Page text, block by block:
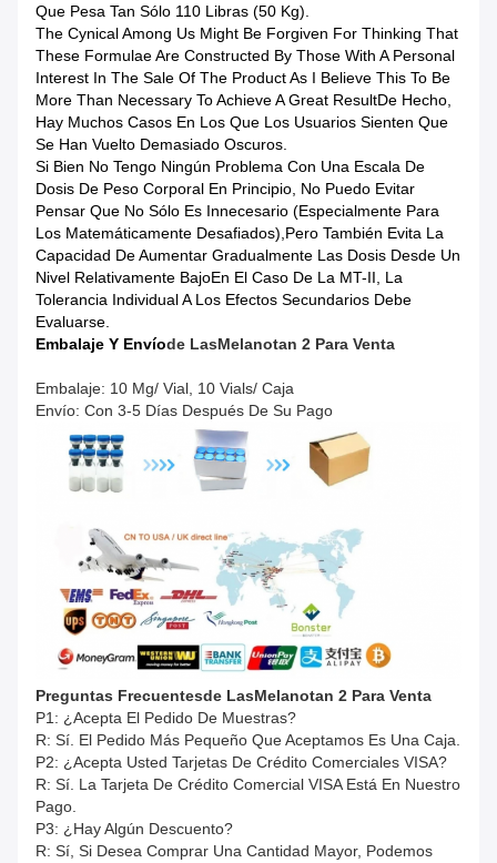
Que Pesa Tan Sólo 110 Libras (50 Kg).
The Cynical Among Us Might Be Forgiven For Thinking That
These Formulae Are Constructed By Those With A Personal
Interest In The Sale Of The Product As I Believe This To Be
More Than Necessary To Achieve A Great ResultDe Hecho,
Hay Muchos Casos En Los Que Los Usuarios Sienten Que
Se Han Vuelto Demasiado Oscuros.
Si Bien No Tengo Ningún Problema Con Una Escala De
Dosis De Peso Corporal En Principio, No Puedo Evitar
Pensar Que No Sólo Es Innecesario (especialmente Para
Los Matemáticamente Desafiados),pero También Evita La
Capacidad De Aumentar Gradualmente Las Dosis Desde Un
Nivel Relativamente BajoEn El Caso De La MT-II, La
Tolerancia Individual A Los Efectos Secundarios Debe
Evaluarse.
Embalaje Y EnvíoDe LasMelanotan 2 Para Venta
Embalaje: 10 Mg/ Vial, 10 Vials/ Caja
Envío: Con 3-5 Días Después De Su Pago
Preguntas FrecuentesDe LasMelanotan 2 Para Venta
P1: ¿Acepta El Pedido De Muestras?
R: Sí. El Pedido Más Pequeño Que Aceptamos Es Una Caja.
P2: ¿Acepta Usted Tarjetas De Crédito Comerciales VISA?
R: Sí. La Tarjeta De Crédito Comercial VISA Está En Nuestro
Pago.
P3: ¿Hay Algún Descuento?
R: Sí, Si Desea Comprar Una Cantidad Mayor, Podemos